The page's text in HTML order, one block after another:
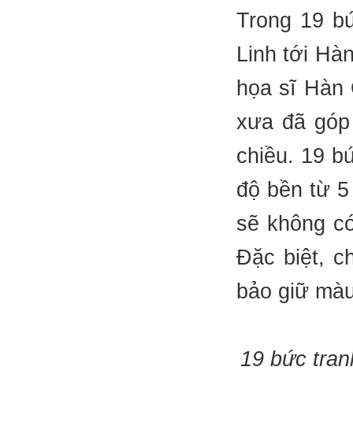
Trong 19
Linh tới
họa sĩ Hàn
xưa đã
chiều. 19
độ bền từ
sẽ không
Đặc biệt,
bảo giữ
19 bức